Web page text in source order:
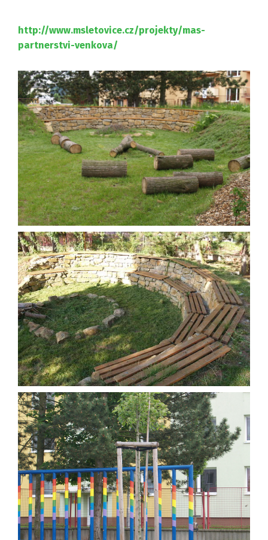
http://www.msletovice.cz/projekty/mas-
partnerstvi-venkova/